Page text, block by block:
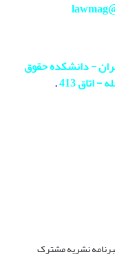
- دانشکده حقوق
.
نشریه مشترک